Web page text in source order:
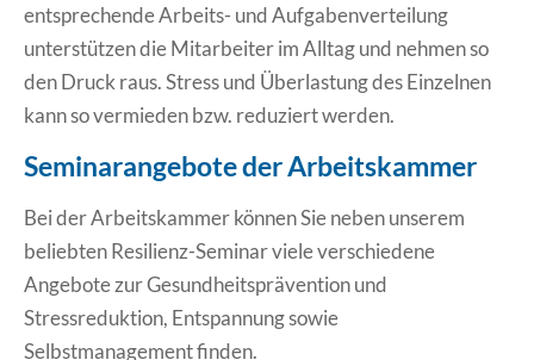
entsprechende Arbeits- und Aufgabenverteilung
unterstützen die Mitarbeiter im Alltag und nehmen so
den Druck raus. Stress und Überlastung des Einzelnen
kann so vermieden bzw. reduziert werden.
Seminarangebote der Arbeitskammer
Bei der Arbeitskammer können Sie neben unserem
beliebten Resilienz-Seminar viele verschiedene
Angebote zur Gesundheitsprävention und
Stressreduktion, Entspannung sowie
Selbstmanagement finden.